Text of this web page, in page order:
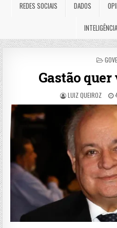
REDES SOCIAIS DADOS
Gastão
LUIZ QUEIROZ